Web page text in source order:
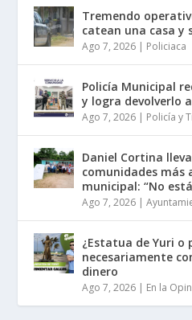
Tremendo
catean una casa y
Ago 7, 2026 | Policiaca
Policía Municipal
y logra devolverlo
Ago 7, 2026 | Policía y
Daniel Cortina
comunidades más
municipal: “No
Ago 7, 2026 |
¿Estatua de Yuri o
necesariamente
dinero
Ago 7, 2026 | En la